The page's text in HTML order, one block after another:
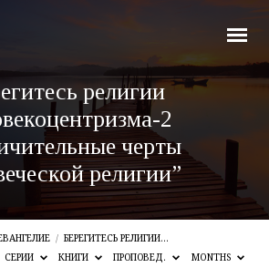
религии
2
черты
религии”
/ БЕРЕГИТЕСЬ РЕЛИГИИ…
СЕРИИ КНИГИ ПРОПОВЕД. MONTHS